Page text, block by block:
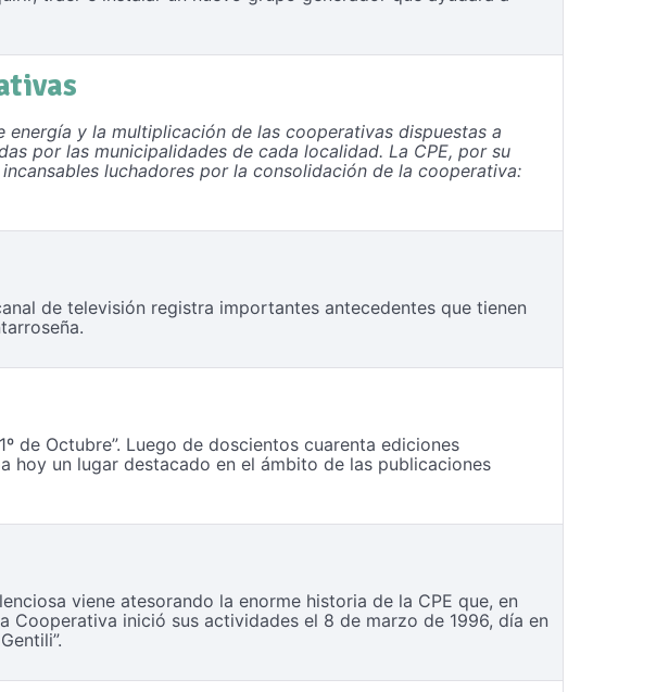
y la multiplicación de las cooperativas dispuestas a
por las municipalidades de cada localidad. La CPE, por su
luchadores por la consolidación de la cooperativa:
de televisión registra importantes antecedentes que tienen
de Octubre”. Luego de doscientos cuarenta ediciones
hoy un lugar destacado en el ámbito de las publicaciones
viene atesorando la enorme historia de la CPE que, en
inició sus actividades el 8 de marzo de 1996, día en